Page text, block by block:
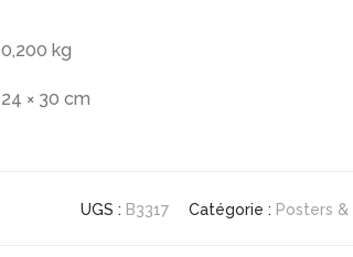
0,200 kg
24 × 30 cm
UGS : B3317 Catégorie : Posters &